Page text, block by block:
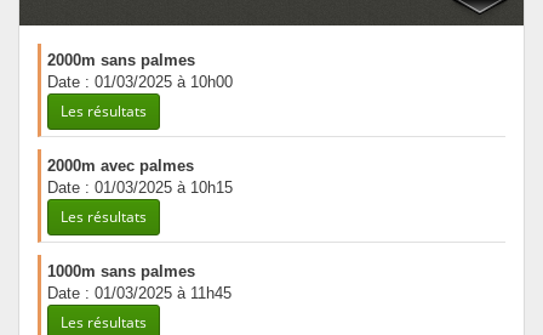
2000m sans palmes
Date : 01/03/2025 à 10h00
Les résultats
2000m avec palmes
Date : 01/03/2025 à 10h15
Les résultats
1000m sans palmes
Date : 01/03/2025 à 11h45
Les résultats